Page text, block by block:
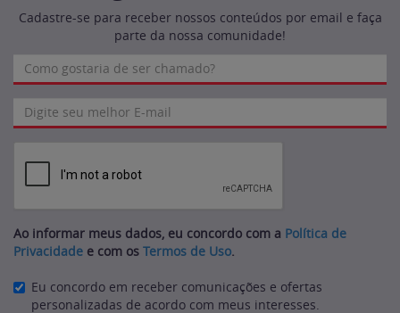
Cadastre-se para receber nossos conteúdos por email e faça
parte da nossa comunidade!
Ao informar meus dados, eu concordo com a Política de
Privacidade e com os Termos de Uso.
Eu concordo em receber comunicações e ofertas
personalizadas de acordo com meus interesses.